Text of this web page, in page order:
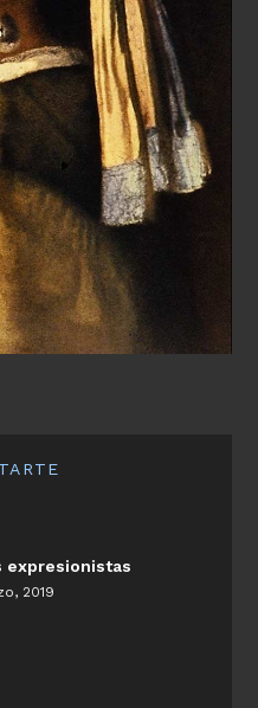
expresionistas
2019